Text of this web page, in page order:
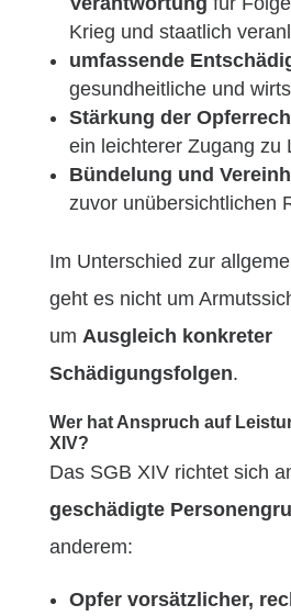
Krieg und staatlich
umfassende
gesundheitliche und
Stärkung der
ein leichterer Zugang zu
Bündelung und
zuvor unübersichtlichen
Im Unterschied zur
geht es nicht um
um Ausgleich konkreter
Schädigungsfolgen.
Wer hat Anspruch auf
XIV?
Das SGB XIV richtet sich
geschädigte
anderem:
Opfer vorsätzlicher,